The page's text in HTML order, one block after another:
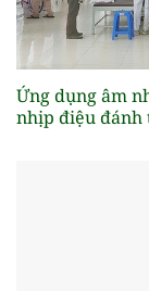
Ứng dụng âm
nhịp điệu đánh